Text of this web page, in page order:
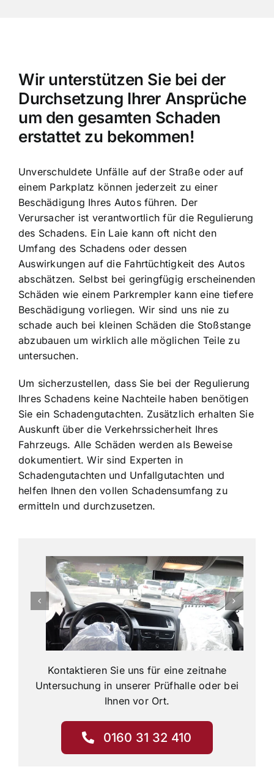
Wir unterstützen Sie bei der
Durchsetzung Ihrer Ansprüche
um den gesamten Schaden
erstattet zu bekommen!
Unverschuldete Unfälle auf der Straße oder auf
einem Parkplatz können jederzeit zu einer
Beschädigung Ihres Autos führen. Der
Verursacher ist verantwortlich für die Regulierung
des Schadens. Ein Laie kann oft nicht den
Umfang des Schadens oder dessen
Auswirkungen auf die Fahrtüchtigkeit des Autos
abschätzen. Selbst bei geringfügig erscheinenden
Schäden wie einem Parkrempler kann eine tiefere
Beschädigung vorliegen. Wir sind uns nie zu
schade auch bei kleinen Schäden die Stoßstange
abzubauen um wirklich alle möglichen Teile zu
untersuchen.
Um sicherzustellen, dass Sie bei der Regulierung
Ihres Schadens keine Nachteile haben benötigen
Sie ein Schadengutachten. Zusätzlich erhalten Sie
Auskunft über die Verkehrssicherheit Ihres
Fahrzeugs. Alle Schäden werden als Beweise
dokumentiert. Wir sind Experten in
Schadengutachten und Unfallgutachten und
helfen Ihnen den vollen Schadensumfang zu
ermitteln und durchzusetzen.
Kontaktieren Sie uns für eine zeitnahe
Untersuchung in unserer Prüfhalle oder bei
Ihnen vor Ort.
0160 31 32 410